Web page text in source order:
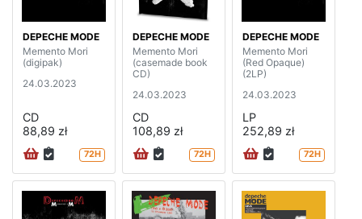
DEPECHE MODE
Memento Mori
(digipak)
24.03.2023
CD
88,89 zł
72H
DEPECHE MODE
Memento Mori
(casemade book
CD)
24.03.2023
CD
108,89 zł
72H
DEPECHE MODE
Memento Mori
(Red Opaque)
(2LP)
24.03.2023
LP
252,89 zł
72H